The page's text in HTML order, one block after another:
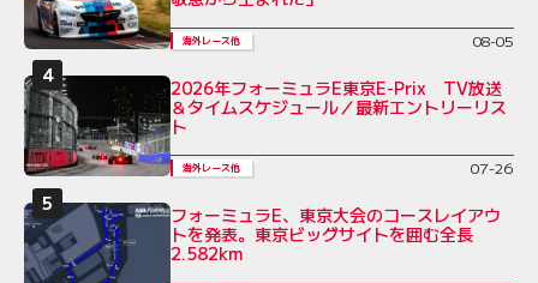
海外レース他 08-05
2026年フォーミュラE東京E-Prix TV放送
＆タイムスケジュール／最新エントリーリス
ト
海外レース他 07-26
フォーミュラE、東京大会のコースレイアウ
トを発表。東京ビッグサイトを囲む全長
2.582km